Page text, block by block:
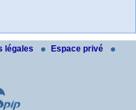
légales Espace privé